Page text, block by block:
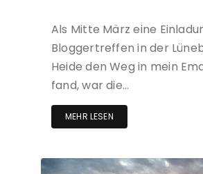
Als Mitte März eine
Bloggertreffen in der
Heide den Weg in mein
fand, war die…
MEHR LESEN